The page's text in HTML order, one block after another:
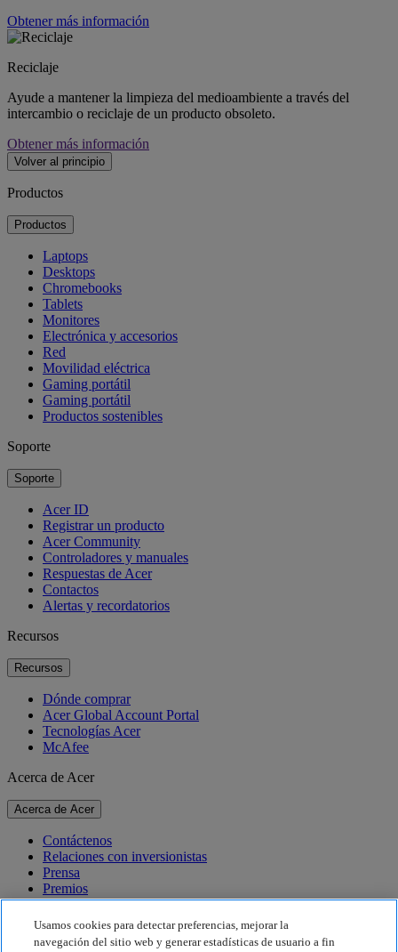
Obtener más información
Reciclaje
Ayude a mantener la limpieza del medioambiente a través del
intercambio o reciclaje de un producto obsoleto.
Obtener más información
Volver al principio
Productos
Productos
Laptops
Desktops
Chromebooks
Tablets
Monitores
Electrónica y accesorios
Red
Movilidad eléctrica
Gaming portátil
Gaming portátil
Productos sostenibles
Soporte
Soporte
Acer ID
Registrar un producto
Acer Community
Controladores y manuales
Respuestas de Acer
Contactos
Alertas y recordatorios
Recursos
Recursos
Dónde comprar
Acer Global Account Portal
Tecnologías Acer
McAfee
Acerca de Acer
Acerca de Acer
Contáctenos
Relaciones con inversionistas
Prensa
Premios
Eventos
Sostenibilidad
Usamos cookies para detectar preferencias, mejorar la
navegación del sitio web y generar estadísticas de usuario a fin